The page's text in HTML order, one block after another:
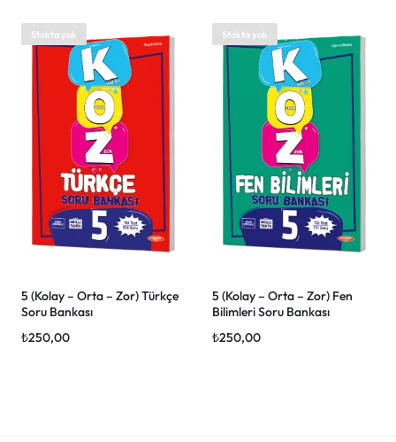
Stokta yok
5 (Kolay – Orta – Zor) Türkçe
Soru Bankası
₺250,00
Stokta yok
5 (Kolay – Orta – Zor) Fen
Bilimleri Soru Bankası
₺250,00